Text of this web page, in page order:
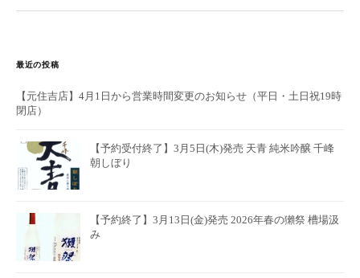
最近の投稿
【元住吉店】4月1日から営業時間変更のお知らせ（平日・土日祝19時
閉店）
【予約受付終了】3月5日(木)発売 天青 純米吟醸 千峰
朝しぼり
【予約終了】3月13日(金)発売 2026年春の獺祭 槽場汲
み